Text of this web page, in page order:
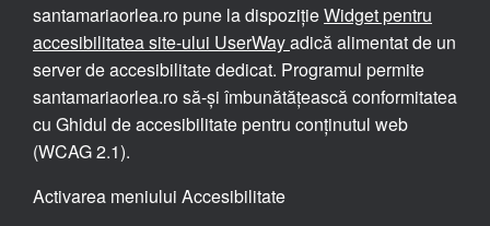
santamariaorlea.ro pune la dispozițieWidget pentru
accesibilitatea site-ului UserWayadică alimentat de un
server de accesibilitate dedicat. Programul permite
santamariaorlea.ro să-și îmbunătățească conformitatea
cu Ghidul de accesibilitate pentru conținutul web
(WCAG 2.1).
Activarea meniului Accesibilitate